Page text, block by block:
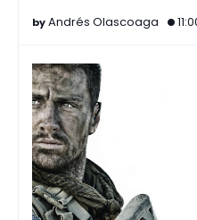
Andrés Olascoaga